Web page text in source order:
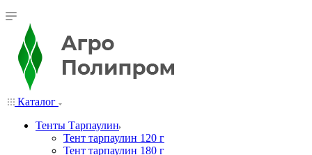
Каталог
Тенты Тарпаулин
Тент тарпаулин 120 г
Тент тарпаулин 180 г